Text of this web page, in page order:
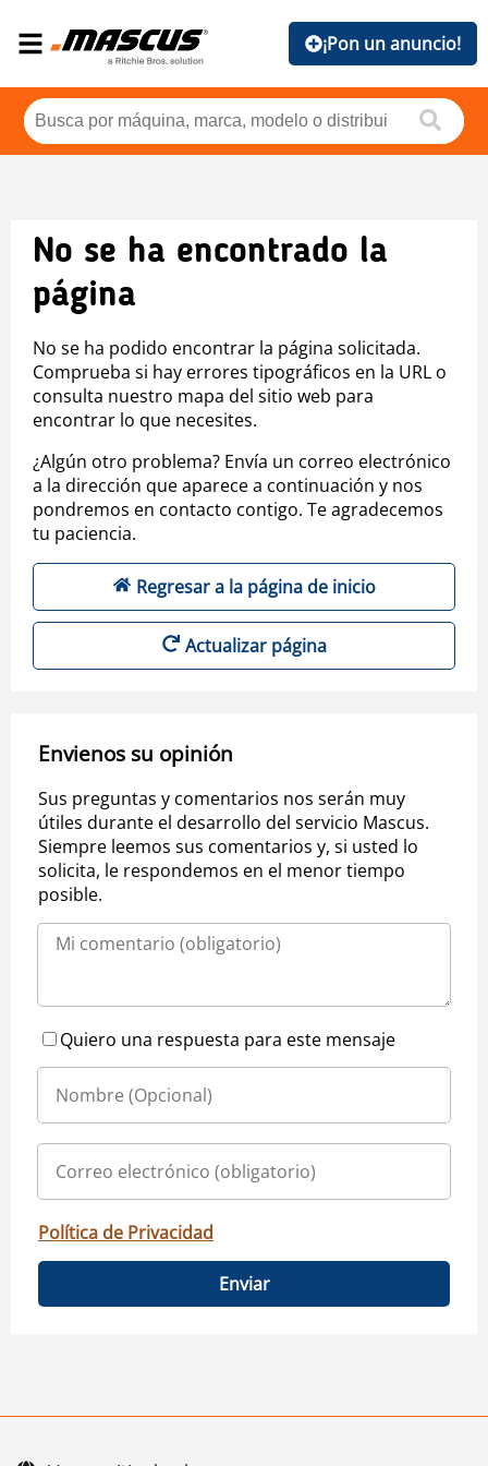
¡Pon un anuncio!
No se ha encontrado la
página
No se ha podido encontrar la página solicitada.
Comprueba si hay errores tipográficos en la URL o
consulta nuestro mapa del sitio web para
encontrar lo que necesites.
¿Algún otro problema? Envía un correo electrónico
a la dirección que aparece a continuación y nos
pondremos en contacto contigo. Te agradecemos
tu paciencia.
Regresar a la página de inicio
Actualizar página
Envienos su opinión
Sus preguntas y comentarios nos serán muy
útiles durante el desarrollo del servicio Mascus.
Siempre leemos sus comentarios y, si usted lo
solicita, le respondemos en el menor tiempo
posible.
Quiero una respuesta para este mensaje
Política de Privacidad
Enviar